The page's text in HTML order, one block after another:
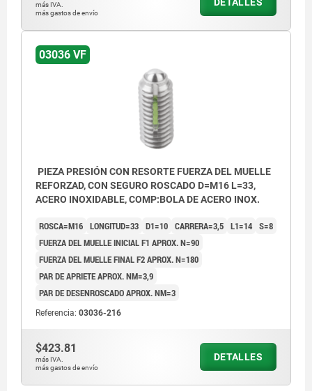
más IVA.
más gastos de envío
03036 VF
PIEZA PRESIÓN CON RESORTE FUERZA DEL MUELLE
REFORZAD, CON SEGURO ROSCADO D=M16 L=33,
ACERO INOXIDABLE, COMP:BOLA DE ACERO INOX.
ROSCA=M16 LONGITUD=33 D1=10 CARRERA=3,5 L1=14 S=8
FUERZA DEL MUELLE INICIAL F1 APROX. N=90
FUERZA DEL MUELLE FINAL F2 APROX. N=180
PAR DE APRIETE APROX. NM=3,9
PAR DE DESENROSCADO APROX. NM=3
Referencia: 03036-216
$423.81
más IVA.
más gastos de envío
DETALLES